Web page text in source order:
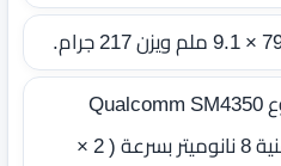
معالج ثماني النواه من نوع Qualcomm SM4350
Snapdragon 480 5G بتقنية 8 نانوميتر بسرعة ( 2 ×